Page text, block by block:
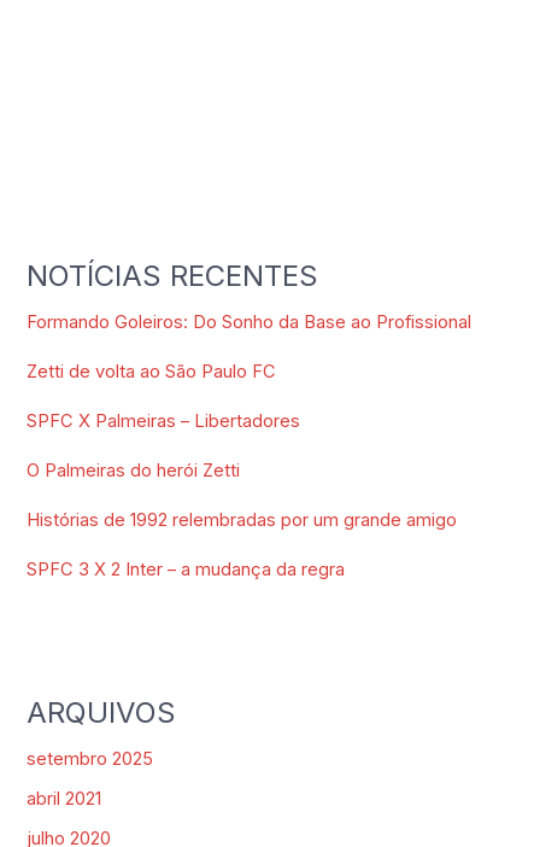
NOTÍCIAS RECENTES
Formando Goleiros: Do Sonho da Base ao Profissional
Zetti de volta ao São Paulo FC
SPFC X Palmeiras – Libertadores
O Palmeiras do herói Zetti
Histórias de 1992 relembradas por um grande amigo
SPFC 3 X 2 Inter – a mudança da regra
ARQUIVOS
setembro 2025
abril 2021
julho 2020